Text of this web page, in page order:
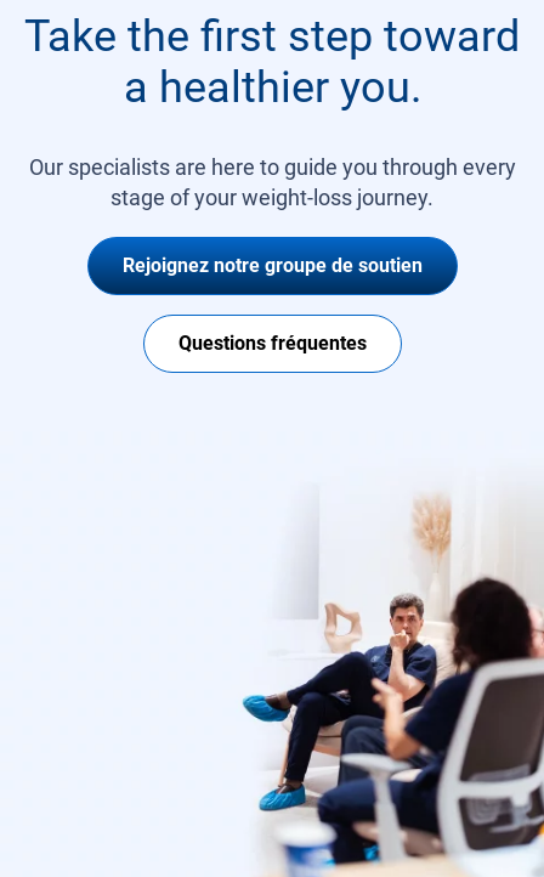
Take the first step toward
a healthier you.
Our specialists are here to guide you through every
stage of your weight-loss journey.
Rejoignez notre groupe de soutien
Questions fréquentes